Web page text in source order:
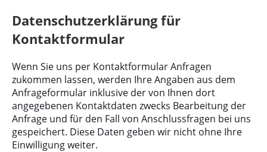
Datenschutzerklärung für
Kontaktformular
Wenn Sie uns per Kontaktformular Anfragen
zukommen lassen, werden Ihre Angaben aus dem
Anfrageformular inklusive der von Ihnen dort
angegebenen Kontaktdaten zwecks Bearbeitung der
Anfrage und für den Fall von Anschlussfragen bei uns
gespeichert. Diese Daten geben wir nicht ohne Ihre
Einwilligung weiter.